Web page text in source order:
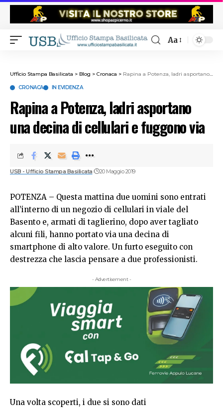
Aa
Ufficio Stampa Basilicata > Blog > Cronaca > Rapina a Potenza, ladri asportano una decina di cellulari e fuggono via
CRONACA IN EVIDENZA
Rapina a Potenza, ladri asportano
una decina di cellulari e fuggono via
USB - Ufficio Stampa Basilicata 20 Maggio 2019
POTENZA – Questa mattina due uomini sono entrati
all’interno di un negozio di cellulari in viale del
Basento e, armati di taglierino, dopo aver tagliato
alcuni fili, hanno portato via una decina di
smartphone di alto valore. Un furto eseguito con
destrezza che lascia pensare a due professionisti.
- Advertisement -
Una volta scoperti, i due si sono dati